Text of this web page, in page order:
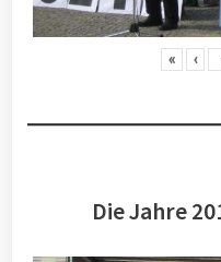
« ‹
Die Jahre